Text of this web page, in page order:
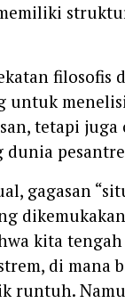
filosofis
untuk
tetapi
dunia
gagasan
kita
di mana
runtuh.